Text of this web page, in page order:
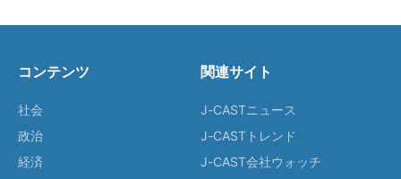
コンテンツ
社会
政治
経済
関連サイト
J-CASTニュース
J-CASTトレンド
J-CAST会社ウォッチ